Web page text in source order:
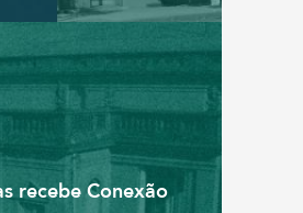
recebe Conexão